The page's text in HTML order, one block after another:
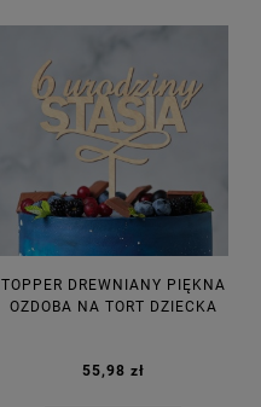
TOPPER DREWNIANY PIĘKNA
OZDOBA NA TORT DZIECKA
55,98 zł